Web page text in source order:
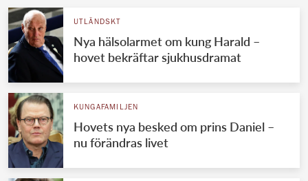
UTLÄNDSKT
Nya hälsolarmet om kung Harald –
hovet bekräftar sjukhusdramat
KUNGAFAMILJEN
Hovets nya besked om prins Daniel –
nu förändras livet